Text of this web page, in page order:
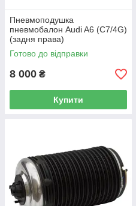
Пневмоподушка
пневмобалон Audi A6 (C7/4G)
(задня права)
Готово до відправки
8 000 ₴
Купити